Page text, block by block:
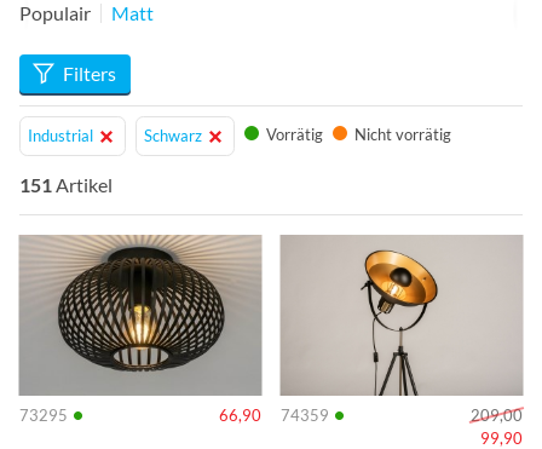
Populair Matt
Filters
Industrial Schwarz Vorrätig Nicht vorrätig
151Artikel
73295 • 66,90
Info
74359 •
209,00
99,90
Info